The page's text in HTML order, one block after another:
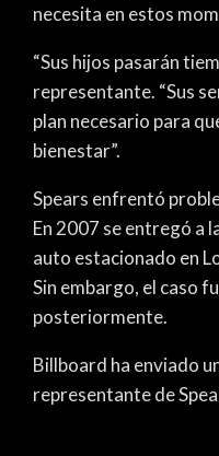
necesita en estos
“Sus hijos pasarán
representante. “Sus
plan necesario para
bienestar”.
Spears enfrentó
En 2007 se entregó a
auto estacionado en
Sin embargo, el caso
posteriormente.
Billboard ha enviado
representante de